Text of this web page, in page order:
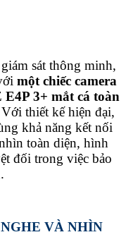
sát thông minh,
một chiếc camera
3+ mắt cá toàn
thiết kế hiện đại,
khả năng kết nối
toàn diện, hình
đối trong việc bảo
NGHE VÀ NHÌN